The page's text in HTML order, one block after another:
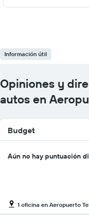
Información útil
Opiniones y
autos en
Budget
Aún no hay puntuación
1 oficina en Aeropuerto